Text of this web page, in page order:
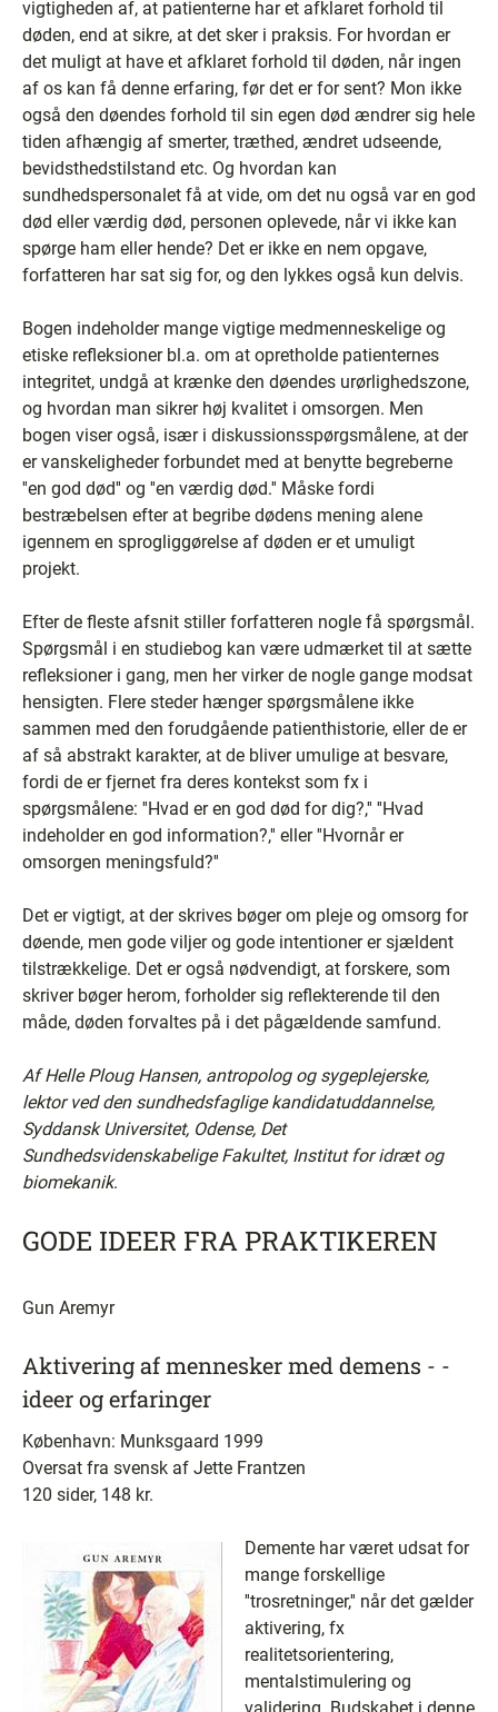
vigtigheden af, at patienterne har et afklaret forhold til
døden, end at sikre, at det sker i praksis. For hvordan er
det muligt at have et afklaret forhold til døden, når ingen
af os kan få denne erfaring, før det er for sent? Mon ikke
også den døendes forhold til sin egen død ændrer sig hele
tiden afhængig af smerter, træthed, ændret udseende,
bevidsthedstilstand etc. Og hvordan kan
sundhedspersonalet få at vide, om det nu også var en god
død eller værdig død, personen oplevede, når vi ikke kan
spørge ham eller hende? Det er ikke en nem opgave,
forfatteren har sat sig for, og den lykkes også kun delvis.
Bogen indeholder mange vigtige medmenneskelige og
etiske refleksioner bl.a. om at opretholde patienternes
integritet, undgå at krænke den døendes urørlighedszone,
og hvordan man sikrer høj kvalitet i omsorgen. Men
bogen viser også, især i diskussionsspørgsmålene, at der
er vanskeligheder forbundet med at benytte begreberne
''en god død'' og ''en værdig død.'' Måske fordi
bestræbelsen efter at begribe dødens mening alene
igennem en sprogliggørelse af døden er et umuligt
projekt.
Efter de fleste afsnit stiller forfatteren nogle få spørgsmål.
Spørgsmål i en studiebog kan være udmærket til at sætte
refleksioner i gang, men her virker de nogle gange modsat
hensigten. Flere steder hænger spørgsmålene ikke
sammen med den forudgående patienthistorie, eller de er
af så abstrakt karakter, at de bliver umulige at besvare,
fordi de er fjernet fra deres kontekst som fx i
spørgsmålene: ''Hvad er en god død for dig?,'' ''Hvad
indeholder en god information?,'' eller ''Hvornår er
omsorgen meningsfuld?''
Det er vigtigt, at der skrives bøger om pleje og omsorg for
døende, men gode viljer og gode intentioner er sjældent
tilstrækkelige. Det er også nødvendigt, at forskere, som
skriver bøger herom, forholder sig reflekterende til den
måde, døden forvaltes på i det pågældende samfund.
Af Helle Ploug Hansen, antropolog og sygeplejerske,
lektor ved den sundhedsfaglige kandidatuddannelse,
Syddansk Universitet, Odense, Det
Sundhedsvidenskabelige Fakultet, Institut for idræt og
biomekanik.
GODE IDEER FRA PRAKTIKEREN
Gun Aremyr
Aktivering af mennesker med demens - ­
ideer og erfaringer
København: Munksgaard 1999
Oversat fra svensk af Jette Frantzen
120 sider, 148 kr.
Demente har været udsat for
mange forskellige
''trosretninger,'' når det gælder
aktivering, fx
realitetsorientering,
mentalstimulering og